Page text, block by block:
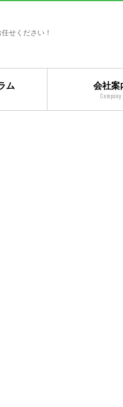
せください！
ム 会社案
Company